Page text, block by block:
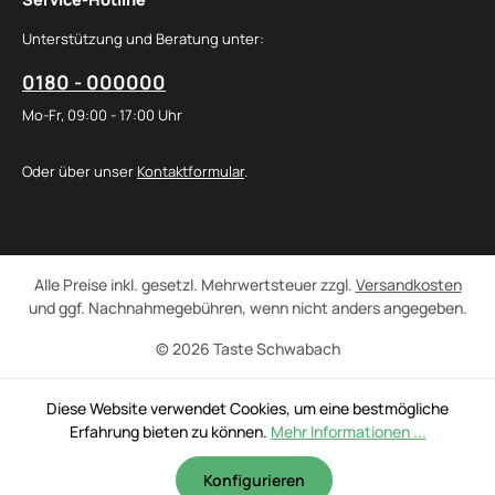
Unterstützung und Beratung unter:
0180 - 000000
Mo-Fr, 09:00 - 17:00 Uhr
Oder über unser Kontaktformular.
© 2026 Taste Schwabach
Alle Preise inkl. gesetzl. Mehrwertsteuer zzgl. Versandkosten
und ggf. Nachnahmegebühren, wenn nicht anders angegeben.
Diese Website verwendet Cookies, um eine bestmögliche
Erfahrung bieten zu können. Mehr Informationen ...
Konfigurieren